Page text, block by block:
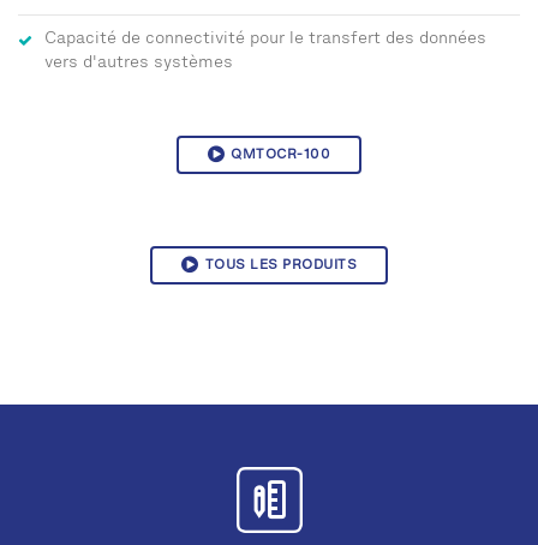
Capacité de connectivité pour le transfert des données
vers d'autres systèmes
QMTOCR-100
TOUS LES PRODUITS